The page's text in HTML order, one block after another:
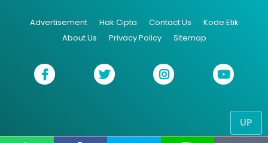
UP
Advertisement Hak Cipta Contact Us
Kode Etik
About Us
Privacy Policy Sitemap